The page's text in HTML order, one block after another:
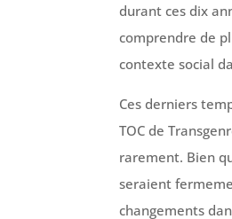
durant ces dix
comprendre de
contexte social
Ces derniers
TOC de
rarement. Bien
seraient
changements